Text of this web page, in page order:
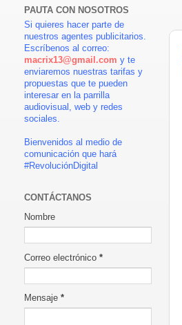
PAUTA CON NOSOTROS
Si quieres hacer parte de
nuestros agentes publicitarios.
Escríbenos al correo:
macrix13@gmail.com y te
enviaremos nuestras tarifas y
propuestas que te pueden
interesar en la parrilla
audiovisual, web y redes
sociales.
Bienvenidos al medio de
comunicación que hará
#RevoluciónDigital
CONTÁCTANOS
Nombre
Correo electrónico *
Mensaje *